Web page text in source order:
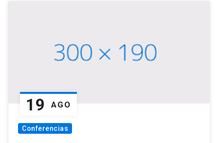
19 AGO
Conferencias